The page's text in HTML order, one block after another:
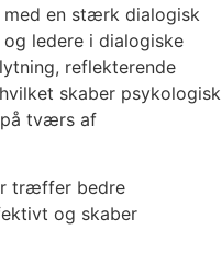
med en stærk dialogisk
ledere i dialogiske
reflekterende
skaber psykologisk
tværs af
træffer bedre
og skaber